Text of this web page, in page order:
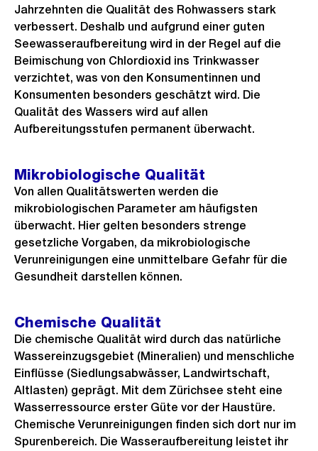
Jahrzehnten die Qualität des Rohwassers stark
verbessert. Deshalb und aufgrund einer guten
Seewasseraufbereitung wird in der Regel auf die
Beimischung von Chlordioxid ins Trinkwasser
verzichtet, was von den Konsumentinnen und
Konsumenten besonders geschätzt wird. Die
Qualität des Wassers wird auf allen
Aufbereitungsstufen permanent überwacht.
Mikrobiologische Qualität
Von allen Qualitätswerten werden die
mikrobiologischen Parameter am häufigsten
überwacht. Hier gelten besonders strenge
gesetzliche Vorgaben, da mikrobiologische
Verunreinigungen eine unmittelbare Gefahr für die
Gesundheit darstellen können.
Chemische Qualität
Die chemische Qualität wird durch das natürliche
Wassereinzugsgebiet (Mineralien) und menschliche
Einflüsse (Siedlungsabwässer, Landwirtschaft,
Altlasten) geprägt. Mit dem Zürichsee steht eine
Wasserressource erster Güte vor der Haustüre.
Chemische Verunreinigungen finden sich dort nur im
Spurenbereich. Die Wasseraufbereitung leistet ihr